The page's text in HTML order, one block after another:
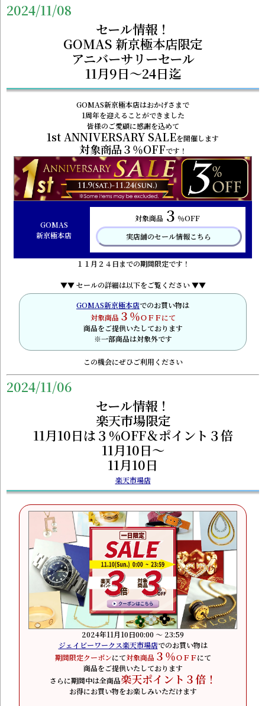
2024/11/08
セール情報！
GOMAS 新京極本店限定
アニバーサリーセール
11月9日～24日迄
GOMAS新京極本店はおかげさまで
1周年を迎えることができました
皆様のご愛顧に感謝を込めて
1st ANNIVERSARY SALEを開催します
対象商品３％OFFです！
GOMAS
新京極本店
対象商品 ３ ％OFF
実店舗のセール情報こちら
１１月２４日までの期間限定です！
▼▼ セールの詳細は以下をご覧ください ▼▼
GOMAS新京極本店でのお買い物は
対象商品 ３％ＯＦＦにて
商品をご提供いたしております
※一部商品は対象外です
この機会にぜひご利用ください
2024/11/06
セール情報！
楽天市場限定
11月10日は３％OFF＆ポイント３倍
11月10日～
11月10日
楽天市場店
2024年11月10日00:00 ～ 23:59
ジェイビーワークス楽天市場店でのお買い物は
期間限定クーポンにて対象商品 ３％ＯＦＦにて
商品をご提供いたしております
さらに期間中は全商品楽天ポイント３倍！
お得にお買い物をお楽しみいただけます